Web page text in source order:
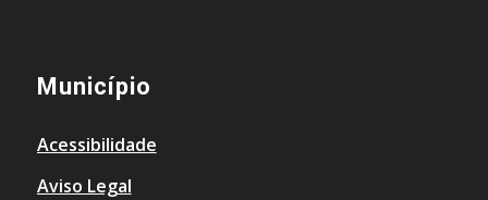
Município
Acessibilidade
Aviso Legal